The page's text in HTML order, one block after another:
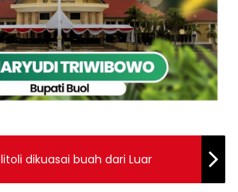
dikuasai buah dari Luar